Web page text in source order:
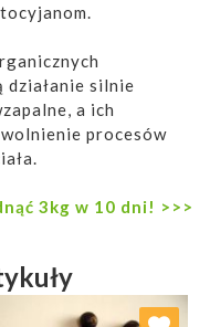
działanie silnie
a ich
procesów
3kg w 10 dni! >>>
Dodaj do ulubionych